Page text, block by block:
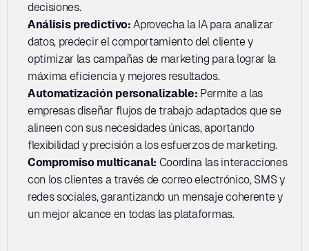
decisiones.
Análisis predictivo: Aprovecha la IA para analizar
datos, predecir el comportamiento del cliente y
optimizar las campañas de marketing para lograr la
máxima eficiencia y mejores resultados.
Automatización personalizable: Permite a las
empresas diseñar flujos de trabajo adaptados que se
alineen con sus necesidades únicas, aportando
flexibilidad y precisión a los esfuerzos de marketing.
Compromiso multicanal: Coordina las interacciones
con los clientes a través de correo electrónico, SMS y
redes sociales, garantizando un mensaje coherente y
un mejor alcance en todas las plataformas.